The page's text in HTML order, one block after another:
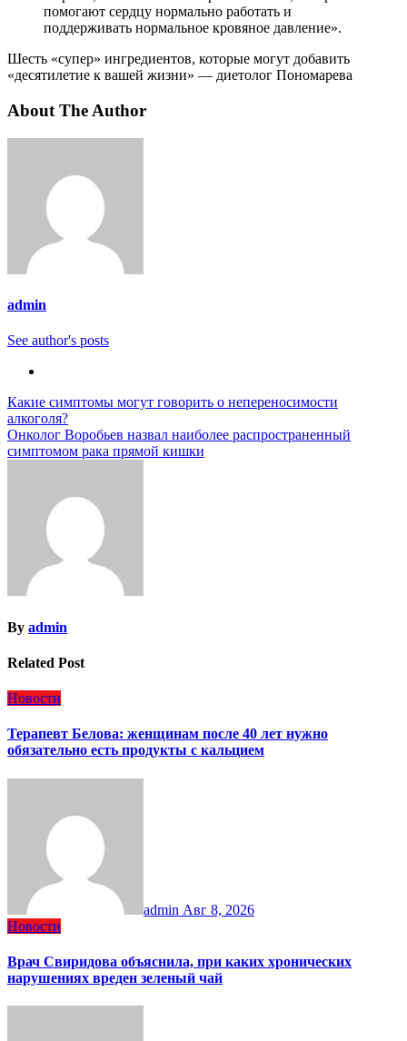
помогают сердцу нормально работать и
поддерживать нормальное кровяное давление».
Шесть «супер» ингредиентов, которые могут добавить
«десятилетие к вашей жизни» — диетолог Пономарева
About The Author
admin
See author's posts
Навигация
по
записям
Какие симптомы могут говорить о непереносимости
алкоголя?
Онколог Воробьев назвал наиболее распространенный
симптомом рака прямой кишки
By admin
Related Post
Новости
Терапевт Белова: женщинам после 40 лет нужно
обязательно есть продукты с кальцием
admin Авг 8, 2026
Новости
Врач Свиридова объяснила, при каких хронических
нарушениях вреден зеленый чай